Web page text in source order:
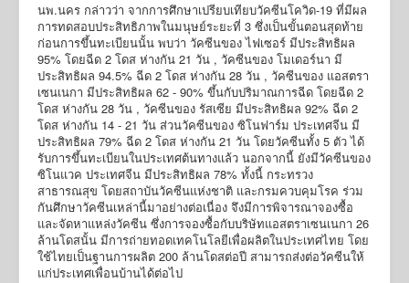
นพ.นคร กล่าวว่า จากการศึกษาเปรียบเทียบวัคซีนโควิด-19 ที่มีผล
การทดสอบประสิทธิภาพในมนุษย์ระยะที่ 3 ซึ่งเป็นขั้นตอนสุดท้าย
ก่อนการขึ้นทะเบียนนั้น พบว่า วัคซีนของ ไฟเซอร์ มีประสิทธิผล
95% โดยฉีด 2 โดส ห่างกัน 21 วัน , วัคซีนของ โมเดอร์นา มี
ประสิทธิผล 94.5% ฉีด 2 โดส ห่างกัน 28 วัน , วัคซีนของ แอสตรา
เซนเนกา มีประสิทธิผล 62 - 90% ขึ้นกับปริมาณการฉีด โดยฉีด 2
โดส ห่างกัน 28 วัน , วัคซีนของ รัสเซีย มีประสิทธิผล 92% ฉีด 2
โดส ห่างกัน 14 - 21 วัน ส่วนวัคซีนของ ซิโนฟาร์ม ประเทศจีน มี
ประสิทธิผล 79% ฉีด 2 โดส ห่างกัน 21 วัน โดยวัคซีนทั้ง 5 ตัว ได้
รับการขึ้นทะเบียนในประเทศต้นทางแล้ว นอกจากนี้ ยังมีวัคซีนของ
ซิโนแวค ประเทศจีน มีประสิทธิผล 78% ทั้งนี้ กระทรวง
สาธารณสุข โดยสถาบันวัคซีนแห่งชาติ และกรมควบคุมโรค ร่วม
กันศึกษาวัคซีนเหล่านี้มาอย่างต่อเนื่อง จึงมีการพิจารณาจองซื้อ
และจัดหาแหล่งวัคซีน ซึ่งการจองซื้อกับบริษัทแอสตราเซนเนกา 26
ล้านโดสนั้น มีการถ่ายทอดเทคโนโลยีเพื่อผลิตในประเทศไทย โดย
ใช้ไทยเป็นฐานการผลิต 200 ล้านโดสต่อปี สามารถส่งต่อวัคซีนให้
แก่ประเทศเพื่อนบ้านได้ต่อไป